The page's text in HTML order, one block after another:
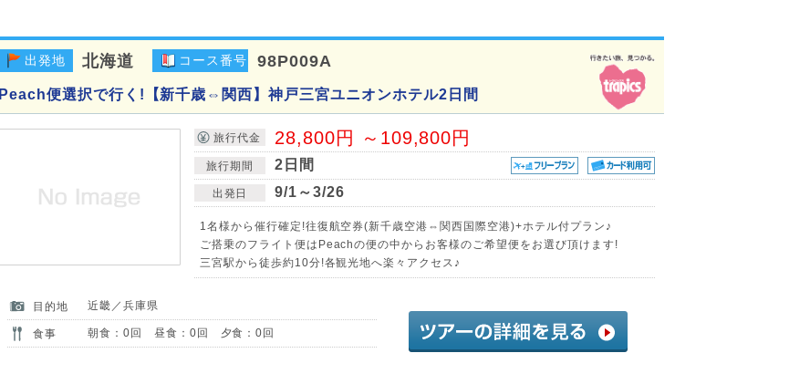
出発地 北海道 コース番号 98P009A
Peach便選択で行く!【新千歳⇔関西】神戸三宮ユニオンホテル2日間
旅行代金 28,800円 ～109,800円
旅行期間 2日間
出発日 9/1～3/26
1名様から催行確定!往復航空券(新千歳空港⇔関西国際空港)+ホテル付プラン♪
ご搭乗のフライト便はPeachの便の中からお客様のご希望便をお選び頂けます!
三宮駅から徒歩約10分!各観光地へ楽々アクセス♪
目的地 近畿／兵庫県
食事 朝食：0回 昼食：0回 夕食：0回